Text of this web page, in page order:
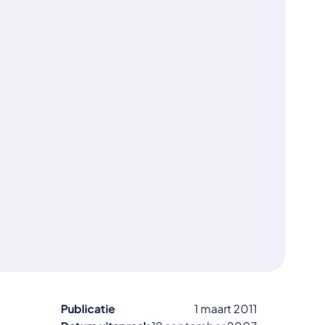
Publicatie
1 maart 2011